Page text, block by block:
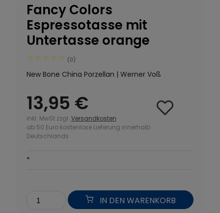
Fancy Colors
Espressotasse mit
Untertasse orange
(0)
New Bone China Porzellan | Werner Voß
13,95 €
inkl. MwSt zzgl. Versandkosten
ab 50 Euro kostenlose Lieferung innerhalb
Deutschlands
*
IN DEN WARENKORB